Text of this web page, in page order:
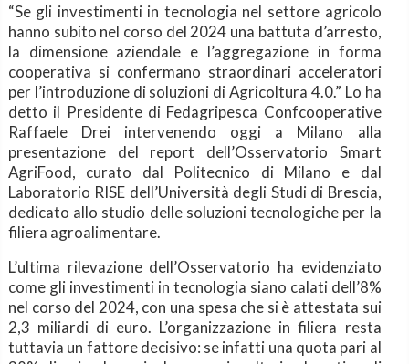
“Se gli investimenti in tecnologia nel settore agricolo
hanno subito nel corso del 2024 una battuta d’arresto,
la dimensione aziendale e l’aggregazione in forma
cooperativa si confermano straordinari acceleratori
per l’introduzione di soluzioni di Agricoltura 4.0.” Lo ha
detto il Presidente di Fedagripesca Confcooperative
Raffaele Drei intervenendo oggi a Milano alla
presentazione del report dell’Osservatorio Smart
AgriFood, curato dal Politecnico di Milano e dal
Laboratorio RISE dell’Università degli Studi di Brescia,
dedicato allo studio delle soluzioni tecnologiche per la
filiera agroalimentare.
L’ultima rilevazione dell’Osservatorio ha evidenziato
come gli investimenti in tecnologia siano calati dell’8%
nel corso del 2024, con una spesa che si è attestata sui
2,3 miliardi di euro. L’organizzazione in filiera resta
tuttavia un fattore decisivo: se infatti una quota pari al